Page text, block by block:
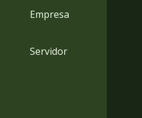
Empresa
Servidor